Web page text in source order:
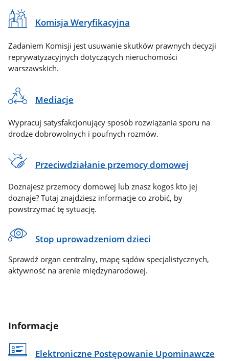
Komisja Weryfikacyjna
Zadaniem Komisji jest usuwanie skutków prawnych decyzji
reprywatyzacyjnych dotyczących nieruchomości
warszawskich.
Mediacje
Wypracuj satysfakcjonujący sposób rozwiązania sporu na
drodze dobrowolnych i poufnych rozmów.
Przeciwdziałanie przemocy domowej
Doznajesz przemocy domowej lub znasz kogoś kto jej
doznaje? Tutaj znajdziesz informacje co zrobić, by
powstrzymać tę sytuację.
Stop uprowadzeniom dzieci
Sprawdź organ centralny, mapę sądów specjalistycznych,
aktywność na arenie międzynarodowej.
Informacje
Elektroniczne Postępowanie Upominawcze